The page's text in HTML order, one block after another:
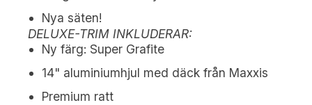
Nya säten!
DELUXE-TRIM INKLUDERAR:
Ny färg: Super Grafite
14" aluminiumhjul med däck från Maxxis
Premium ratt